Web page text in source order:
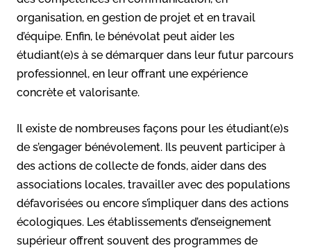
organisation, en gestion de projet et en travail
d’équipe. Enfin, le bénévolat peut aider les
étudiant(e)s à se démarquer dans leur futur parcours
professionnel, en leur offrant une expérience
concrète et valorisante.
Il existe de nombreuses façons pour les étudiant(e)s
de s’engager bénévolement. Ils peuvent participer à
des actions de collecte de fonds, aider dans des
associations locales, travailler avec des populations
défavorisées ou encore s’impliquer dans des actions
écologiques. Les établissements d’enseignement
supérieur offrent souvent des programmes de